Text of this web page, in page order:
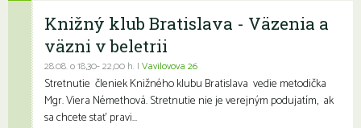
Knižný klub Bratislava - Väzenia a
väzni v beletrii
28.08. o 18,30- 22,00 h. | Vavilovova 26
Stretnutie členiek Knižného klubu Bratislava vedie metodička
Mgr. Viera Némethová. Stretnutie nie je verejným podujatím, ak
sa chcete stať pravi...